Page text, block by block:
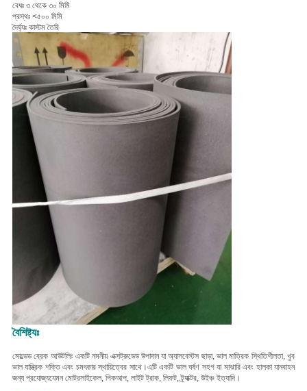
বেধঃ ৩ থেকে ৩০ মিমি
প্রস্থঃ <৫০০ মিমি
দৈর্ঘ্যঃ কাস্টম তৈরি
বৈশিষ্ট্যঃ
মোল্ডেড ব্রেক আউটলিং একটি নমনীয় এক্সট্রুডেড উপাদান যা অ্যাসবেস্টস ছাড়া, ভাল মাত্রিক স্থিতিশীলতা, খুব
ভাল যান্ত্রিক শক্তি এবং চমৎকার স্থায়িত্বের সাথে।এটি একটি ভাল ঘর্ষণ সহগ যা মাঝারি এবং হালকা যানবাহন
জন্য প্রযোজ্যযেমন মোটরসাইকেল, পিকআপ, লাইট ট্রাক, লিফট, ট্র্যাক্টর, উইঞ্চ ইত্যাদি।